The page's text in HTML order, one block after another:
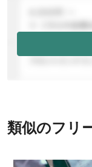
類似のフリ